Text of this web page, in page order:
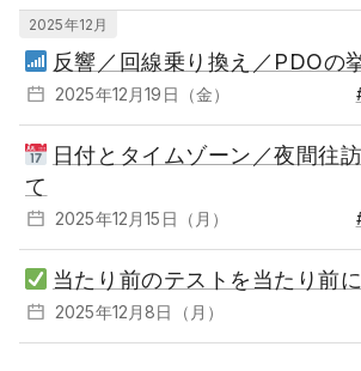
2025年12月
反響／回線乗り換え／PDOの
2025年12月19日（金）
日付とタイムゾーン／夜間往
て
2025年12月15日（月）
当たり前のテストを当たり前
2025年12月8日（月）